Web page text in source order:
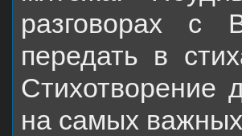
разговорах с
передать в
Стихотворение
на самых